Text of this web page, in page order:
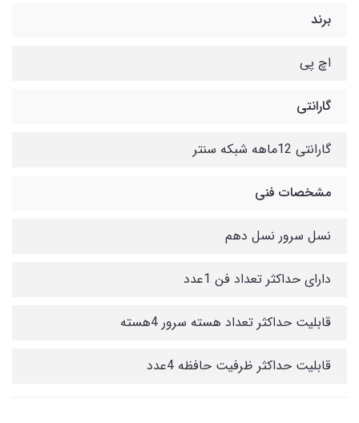
برند
اچ پی
گارانتی
گارانتی 12ماهه شبکه سنتر
مشخصات فنی
نسل سرور نسل دهم
دارای حداکثر تعداد فن 1عدد
قابلیت حداکثر تعداد هسته سرور 4هسته
قابلیت حداکثر ظرفیت حافظه 4عدد